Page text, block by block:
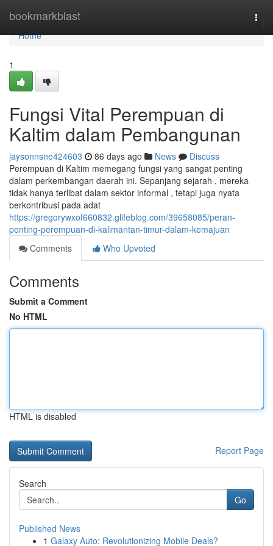
bookmarkblast
Home
Home
1
Fungsi Vital Perempuan di
Kaltim dalam Pembangunan
jaysonnsne424603 86 days ago News
Discuss
Perempuan di Kaltim memegang fungsi yang sangat penting
dalam perkembangan daerah ini. Sepanjang sejarah , mereka
tidak hanya terlibat dalam sektor informal , tetapi juga nyata
berkontribusi pada adat
https://gregorywxof660832.glifeblog.com/39658085/peran-
penting-perempuan-di-kalimantan-timur-dalam-kemajuan
Comments
Who Upvoted
Comments
Submit a Comment
No HTML
HTML is disabled
Report Page
Search
Go
Published News
1 Galaxy Auto: Revolutionizing Mobile Deals?